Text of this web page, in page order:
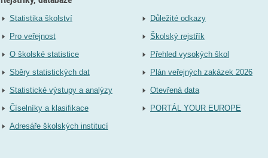
Statistika školství
Pro veřejnost
O školské statistice
Sběry statistických dat
Statistické výstupy a analýzy
Číselníky a klasifikace
Adresáře školských institucí
Důležité odkazy
Školský rejstřík
Přehled vysokých škol
Plán veřejných zakázek 2026
Otevřená data
PORTÁL YOUR EUROPE